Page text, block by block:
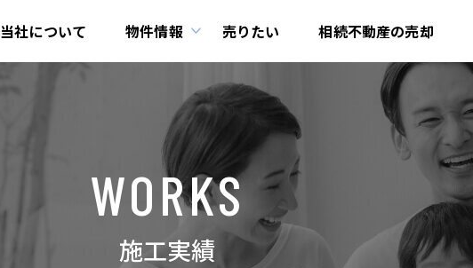
当社について
物件情報 売りたい 相続不動産の売却
WORKS
施工実績